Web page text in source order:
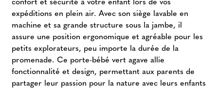
expéditions en plein air. Avec son siège lavable en
machine et sa grande structure sous la jambe, il
assure une position ergonomique et agréable pour les
petits explorateurs, peu importe la durée de la
promenade. Ce porte-bébé vert agave allie
fonctionnalité et design, permettant aux parents de
partager leur passion pour la nature avec leurs enfants